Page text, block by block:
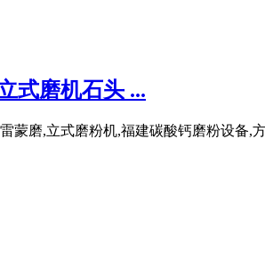
式磨机石头 ...
蒙磨,立式磨粉机,福建碳酸钙磨粉设备